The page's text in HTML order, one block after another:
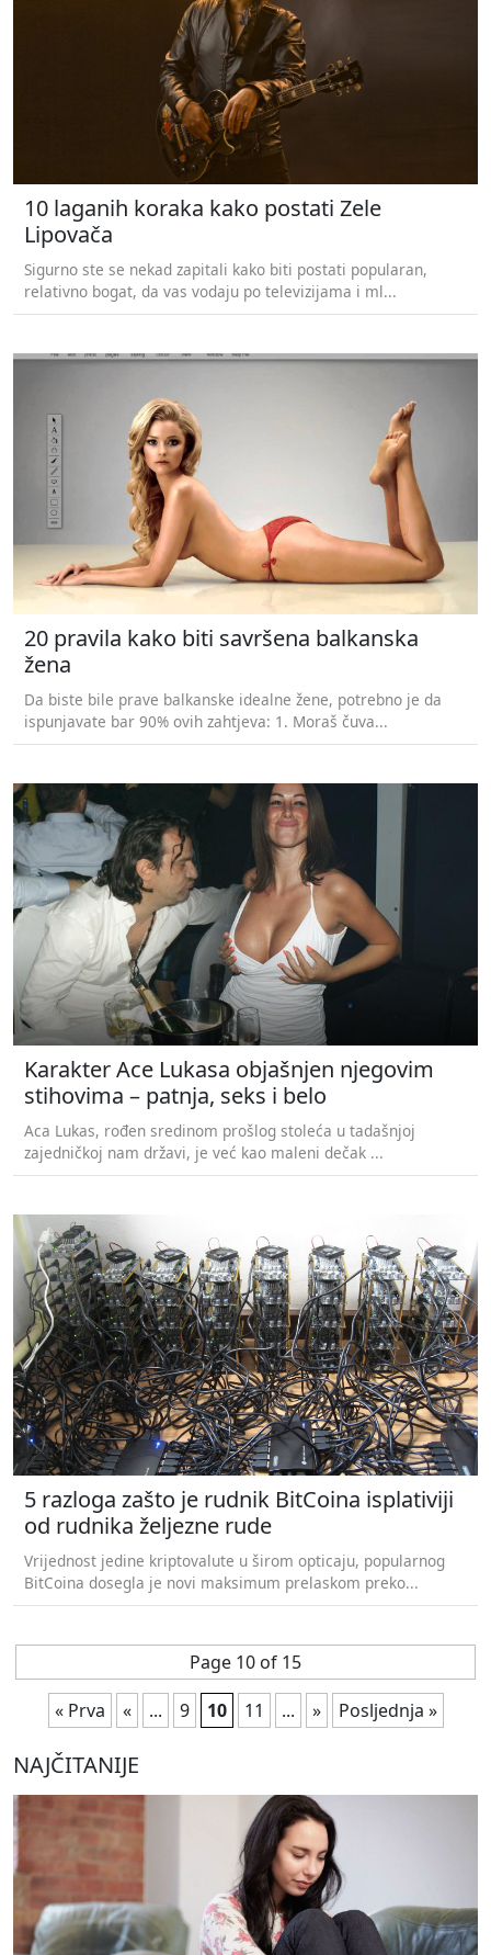
10 laganih koraka kako postati Zele
Lipovača
Sigurno ste se nekad zapitali kako biti postati popularan,
relativno bogat, da vas vodaju po televizijama i ml...
20 pravila kako biti savršena balkanska
žena
Da biste bile prave balkanske idealne žene, potrebno je da
ispunjavate bar 90% ovih zahtjeva: 1. Moraš čuva...
Karakter Ace Lukasa objašnjen njegovim
stihovima – patnja, seks i belo
Aca Lukas, rođen sredinom prošlog stoleća u tadašnjoj
zajedničkoj nam državi, je već kao maleni dečak ...
5 razloga zašto je rudnik BitCoina isplativiji
od rudnika željezne rude
Vrijednost jedine kriptovalute u širom opticaju, popularnog
BitCoina dosegla je novi maksimum prelaskom preko...
Page 10 of 15
« Prva
« ... 9 10 11 ... » Posljednja »
NAJČITANIJE